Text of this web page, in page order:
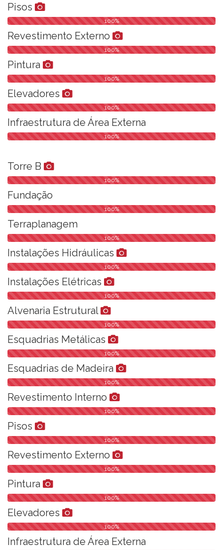
Pisos
100%
Revestimento Externo
100%
Pintura
100%
Elevadores
100%
Infraestrutura de Área Externa
100%
Torre B
100%
Fundação
100%
Terraplanagem
100%
Instalações Hidráulicas
100%
Instalações Elétricas
100%
Alvenaria Estrutural
100%
Esquadrias Metálicas
100%
Esquadrias de Madeira
100%
Revestimento Interno
100%
Pisos
100%
Revestimento Externo
100%
Pintura
100%
Elevadores
100%
Infraestrutura de Área Externa